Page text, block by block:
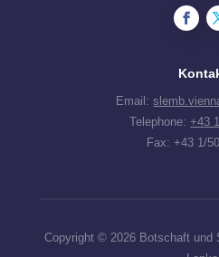
Email:
Telephone:+43
Fax: +43 1/
Copyright © 2026 Botschaft und